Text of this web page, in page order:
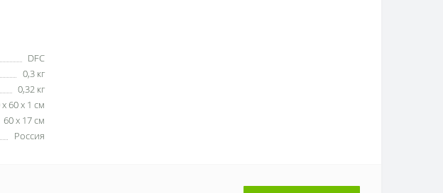
DFC
0,3 кг
0,32 кг
60 х 1 см
60 х 17 см
Россия